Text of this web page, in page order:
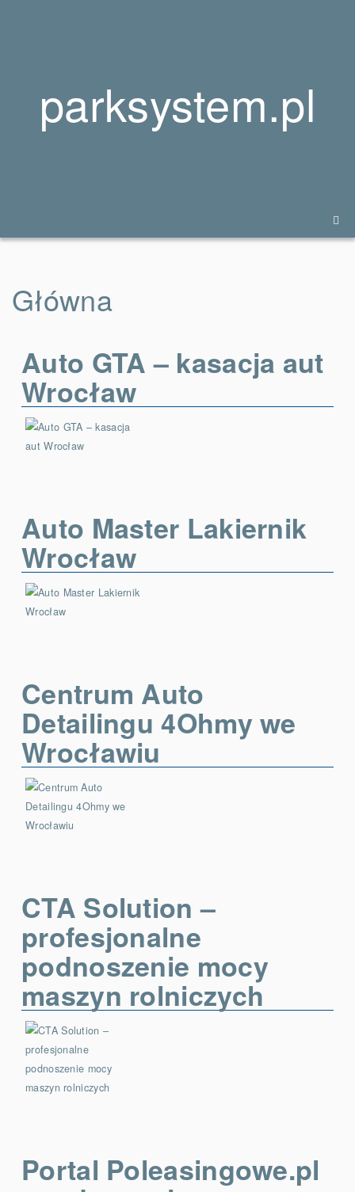
parksystem.pl
Główna
Auto GTA – kasacja aut
Wrocław
Auto Master Lakiernik
Wrocław
Centrum Auto
Detailingu 4Ohmy we
Wrocławiu
CTA Solution –
profesjonalne
podnoszenie mocy
maszyn rolniczych
Portal Poleasingowe.pl